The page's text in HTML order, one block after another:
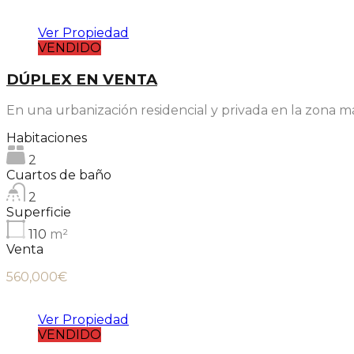
Ver Propiedad
VENDIDO
DÚPLEX EN VENTA
En una urbanización residencial y privada en la zona
Habitaciones
2
Cuartos de baño
2
Superficie
110 m²
Venta
560,000€
Ver Propiedad
VENDIDO